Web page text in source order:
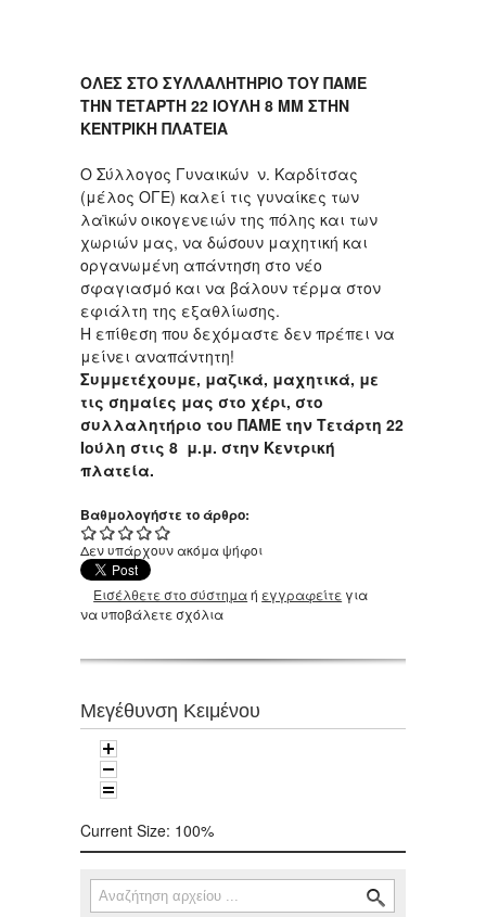
ΟΛΕΣ ΣΤΟ ΣΥΛΛΑΛΗΤΗΡΙΟ ΤΟΥ ΠΑΜΕ
ΤΗΝ ΤΕΤΑΡΤΗ 22 ΙΟΥΛΗ 8 ΜΜ ΣΤΗΝ
ΚΕΝΤΡΙΚΗ ΠΛΑΤΕΙΑ
Ο Σύλλογος Γυναικών ν. Καρδίτσας
(μέλος ΟΓΕ) καλεί τις γυναίκες των
λαϊκών οικογενειών της πόλης και των
χωριών μας, να δώσουν μαχητική και
οργανωμένη απάντηση στο νέο
σφαγιασμό και να βάλουν τέρμα στον
εφιάλτη της εξαθλίωσης.
Η επίθεση που δεχόμαστε δεν πρέπει να
μείνει αναπάντητη!
Συμμετέχουμε, μαζικά, μαχητικά, με
τις σημαίες μας στο χέρι, στο
συλλαλητήριο του ΠΑΜΕ την Τετάρτη 22
Ιούλη στις 8 μ.μ. στην Κεντρική
πλατεία.
Βαθμολογήστε το άρθρο:
Δεν υπάρχουν ακόμα ψήφοι
Εισέλθετε στο σύστημαή εγγραφείτε για
να υποβάλετε σχόλια
Μεγέθυνση Κειμένου
Current Size: 100%
Φόρμα αναζήτησης
Αναζήτηση